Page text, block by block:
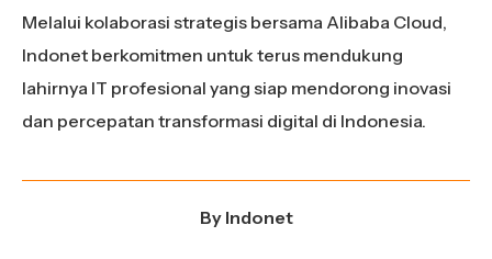
Melalui kolaborasi strategis bersama Alibaba Cloud,
Indonet berkomitmen untuk terus mendukung
lahirnya IT profesional yang siap mendorong inovasi
dan percepatan transformasi digital di Indonesia.
By Indonet